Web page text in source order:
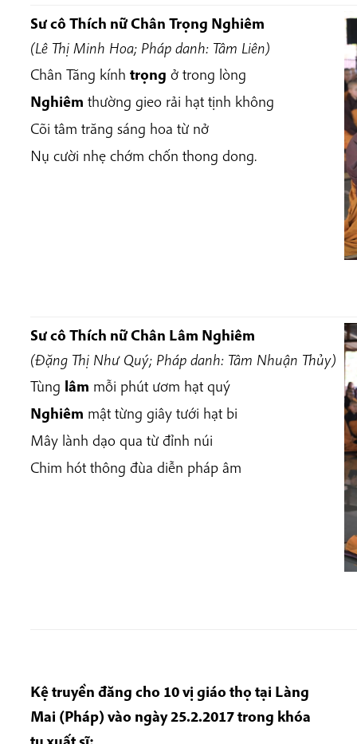
Sư cô Thích nữ Chân Trọng Nghiêm
(Lê Thị Minh Hoa; Pháp danh: Tâm Liên)
Chân Tăng kính trọng ở trong lòng
Nghiêm thường gieo rải hạt tịnh không
Cõi tâm trăng sáng hoa từ nở
Nụ cười nhẹ chớm chốn thong dong.
Sư cô Thích nữ Chân Lâm Nghiêm
(Đặng Thị Như Quý; Pháp danh: Tâm Nhuận Thủy)
Tùng lâm mỗi phút ươm hạt quý
Nghiêm mật từng giây tưới hạt bi
Mây lành dạo qua từ đỉnh núi
Chim hót thông đùa diễn pháp âm
Kệ truyền đăng cho 10 vị giáo thọ tại Làng
Mai (Pháp) vào ngày 25.2.2017 trong khóa